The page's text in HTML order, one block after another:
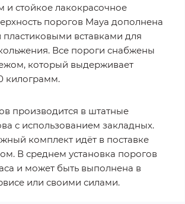
и стойкое лакокрасочное
порогов Maya дополнена
вставками для
Все пороги снабжены
который выдерживает
килограмм.
производится в штатные
с использованием закладных.
комплект идёт в поставке
В среднем установка порогов
и может быть выполнена в
или своими силами.